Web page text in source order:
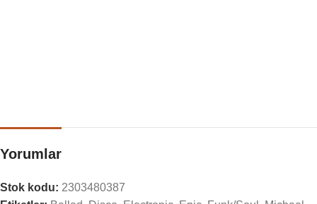
Yorumlar
Stok kodu: 2303480387